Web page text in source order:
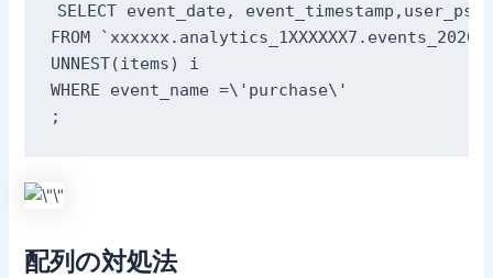
SELECT event_date,
FROM
UNNEST(items) i
WHERE event_name =\'purchase\'
;
配列の対処法